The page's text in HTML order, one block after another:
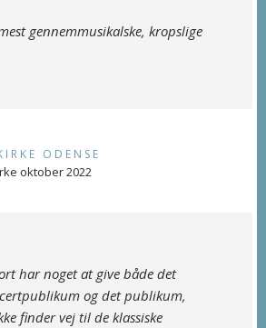
gennemmusikalske, kropslige
ODENSE
oktober 2022
har noget at give både det
og det publikum,
finder vej til de klassiske